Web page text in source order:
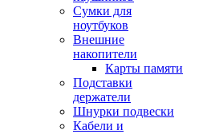
Сумки для
ноутбуков
Внешние
накопители
Карты памяти
Подставки
держатели
Шнурки подвески
Кабели и